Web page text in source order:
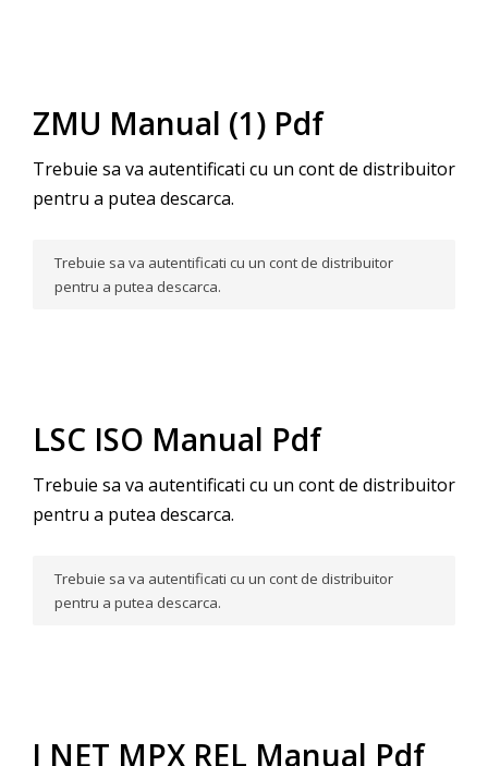
ZMU Manual (1) Pdf
Trebuie sa va autentificati cu un cont de distribuitor
pentru a putea descarca.
Trebuie sa va autentificati cu un cont de distribuitor
pentru a putea descarca.
LSC ISO Manual Pdf
Trebuie sa va autentificati cu un cont de distribuitor
pentru a putea descarca.
Trebuie sa va autentificati cu un cont de distribuitor
pentru a putea descarca.
J NET MPX REL Manual Pdf